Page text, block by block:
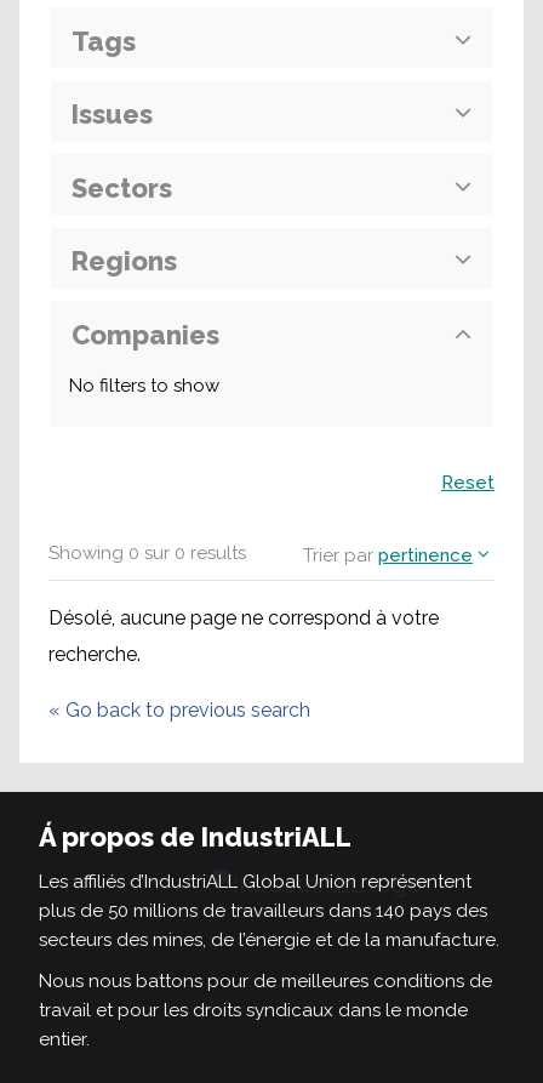
Showing 0 sur 0 results Trier par pertinence
Désolé, aucune page ne correspond à votre
recherche.
« Go back to previous search
Tags
Issues
Sectors
Regions
Companies
No filters to show
Reset
Á propos de IndustriALL
Les affiliés d’IndustriALL Global Union représentent
plus de 50 millions de travailleurs dans 140 pays des
secteurs des mines, de l’énergie et de la manufacture.
Nous nous battons pour de meilleures conditions de
travail et pour les droits syndicaux dans le monde
entier.